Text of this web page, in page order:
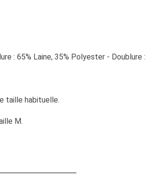
: 65% Laine, 35% Polyester - Doublure :
taille habituelle.
M.